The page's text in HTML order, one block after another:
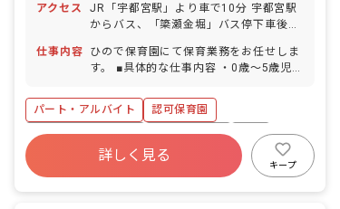
有給休暇（法定通り加入） 慶弔休暇 介
護・看護休暇
アクセス
JR「宇都宮駅」より車で10分 宇都宮駅
からバス、「簗瀬金堀」バス停下車後、
勤OK（駐車場紹介有）
仕事内容
ひので保育園にて保育業務をお任せしま
す。 ■具体的な仕事内容 ・0歳～5歳児の
どもの生活方面のフォローやケア ・環境
整備
パート・アルバイト
認可保育園
ボーナス・賞与あり
社会保険完備
有給
福利厚生充実
残業少なめ
昇給昇進あり
詳しく見る
キープ